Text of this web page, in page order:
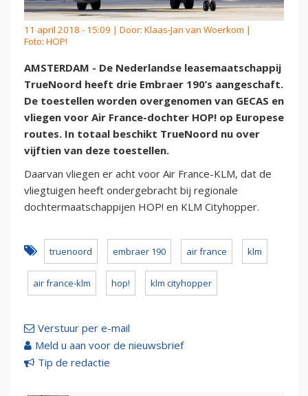
11 april 2018 - 15:09 | Door: Klaas-Jan van Woerkom |
Foto: HOP!
AMSTERDAM - De Nederlandse leasemaatschappij
TrueNoord heeft drie Embraer 190’s aangeschaft.
De toestellen worden overgenomen van GECAS en
vliegen voor Air France-dochter HOP! op Europese
routes. In totaal beschikt TrueNoord nu over
vijftien van deze toestellen.
Daarvan vliegen er acht voor Air France-KLM, dat de
vliegtuigen heeft ondergebracht bij regionale
dochtermaatschappijen HOP! en KLM Cityhopper.
truenoord embraer 190 air france klm
air france-klm hop! klm cityhopper
Verstuur per e-mail
Meld u aan voor de nieuwsbrief
Tip de redactie